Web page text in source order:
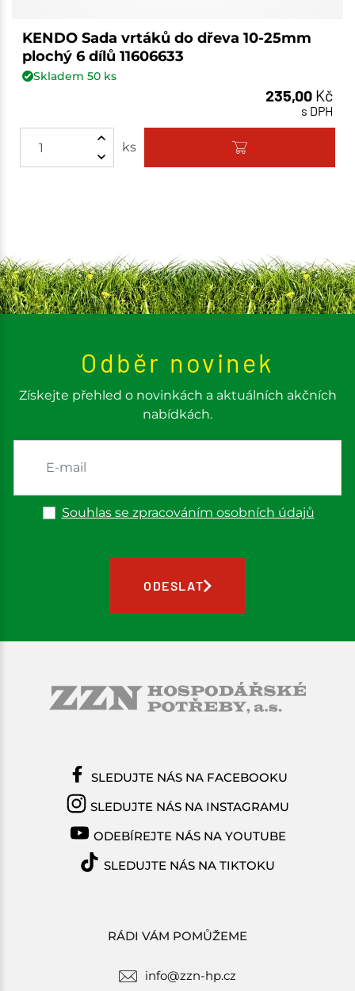
KENDO Sada vrtáků do dřeva 10-25mm
plochý 6 dílů 11606633
Skladem 50ks
235,00 Kč
s DPH
ks
Odběr novinek
Získejte přehled o novinkách a aktuálních akčních
nabídkách.
Souhlas se zpracováním osobních údajů
ODESLAT
RÁDI VÁM POMŮŽEME
info@zzn-hp.cz
SLEDUJTE NÁS NA FACEBOOKU
SLEDUJTE NÁS NA INSTAGRAMU
ODEBÍREJTE NÁS NA YOUTUBE
SLEDUJTE NÁS NA TIKTOKU